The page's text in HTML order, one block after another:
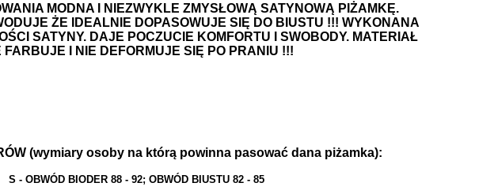
MODNA I NIEZWYKLE ZMYSŁOWĄ SATYNOWĄ PIŻAMKĘ.
ŻE IDEALNIE DOPASOWUJE SIĘ DO BIUSTU !!! WYKONANA
SATYNY. DAJE POCZUCIE KOMFORTU I SWOBODY. MATERIAŁ
FARBUJE I NIE DEFORMUJE SIĘ PO PRANIU !!!
(wymiary osoby na którą powinna pasować dana piżamka):
S - OBWÓD BIODER 88 - 92; OBWÓD BIUSTU 82 - 85